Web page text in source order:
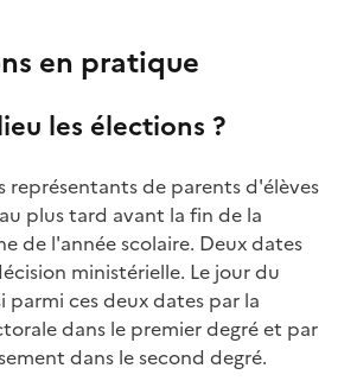
en pratique
les élections ?
représentants de parents d'élèves
plus tard avant la fin de la
de l'année scolaire. Deux dates
ministérielle. Le jour du
parmi ces deux dates par la
dans le premier degré et par
dans le second degré.